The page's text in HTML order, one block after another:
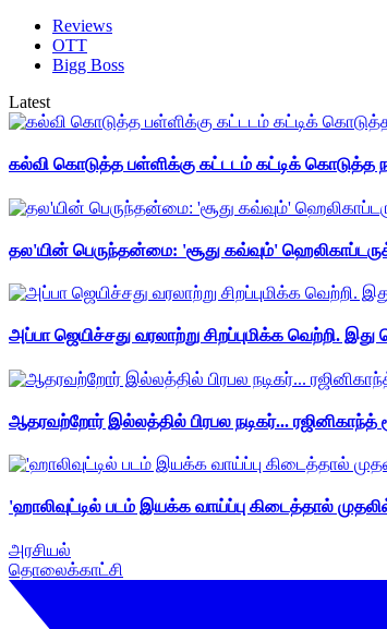
Reviews
OTT
Bigg Boss
Latest
கல்வி கொடுத்த பள்ளிக்கு கட்டடம் கட்டிக் கொடுத்த
தல'யின் பெருந்தன்மை: 'சூது கவ்வும்'
அப்பா ஜெயிச்சது வரலாற்று சிறப்புமிக்க வெற்றி.
ஆதரவற்றோர் இல்லத்தில் பிரபல நடிகர்... ரஜினிகாந்த்
'ஹாலிவுட்டில் படம் இயக்க வாய்ப்பு கிடைத்தால்
அரசியல்
தொலைக்காட்சி